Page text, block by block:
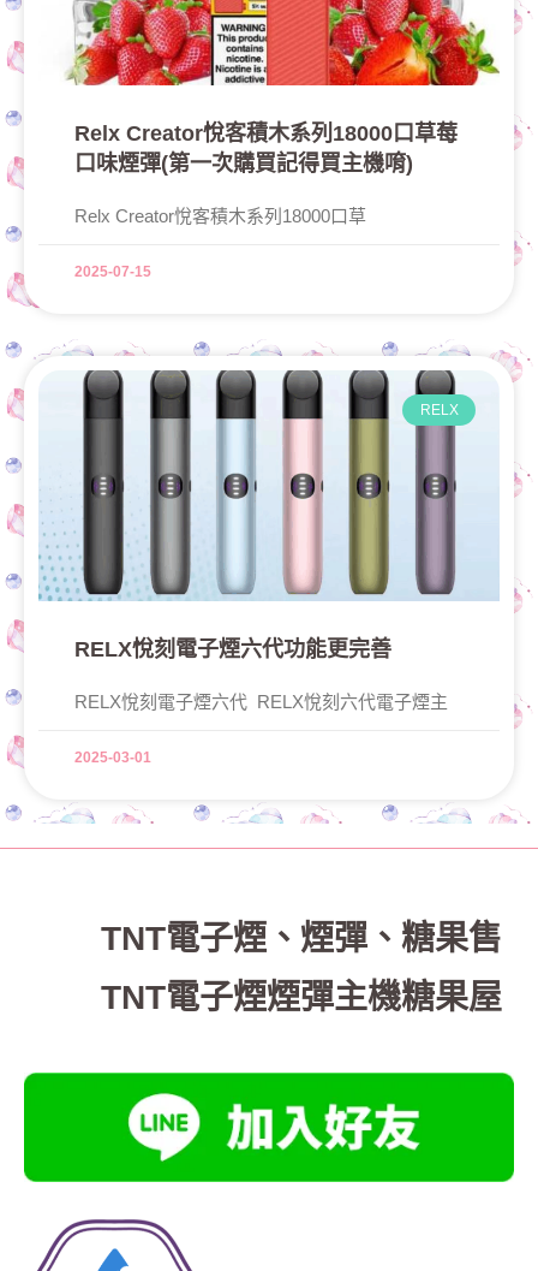
Relx Creator悅客積木系列18000口草莓
口味煙彈(第一次購買記得買主機唷)
Relx Creator悅客積木系列18000口草
2025-07-15
RELX
RELX悅刻電子煙六代功能更完善
RELX悅刻電子煙六代 RELX悅刻六代電子煙主
2025-03-01
TNT電子煙 、 煙彈、糖果售
TNT電子煙煙彈主機糖果屋